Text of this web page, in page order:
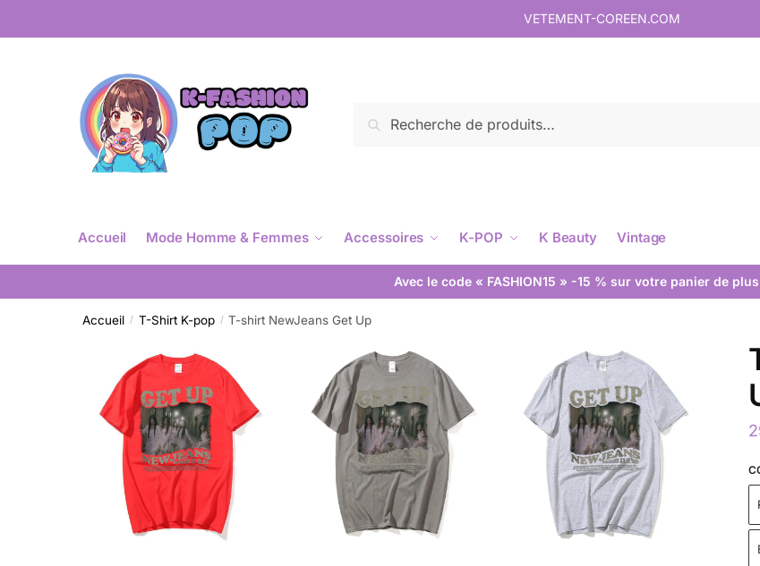
VETEMENT-COREEN.COM
Recherche
Accueil Mode Homme & Femmes Accessoires K-POP K Beauty Vintage
Avec le code « FASHION15 » -15 % sur votre panier de
Accueil / T-Shirt K-pop / T-shirt NewJeans Get Up